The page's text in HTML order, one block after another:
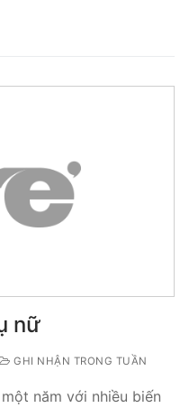
nữ
GHI NHẬN TRONG TUẦN
năm với nhiều biến